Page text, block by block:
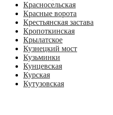
Красносельская
Красные ворота
Крестьянская застава
Кропоткинская
Крылатское
Кузнецкий мост
Кузьминки
Кунцевская
Курская
Кутузовская